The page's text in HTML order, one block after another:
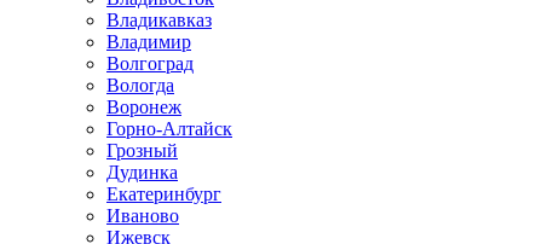
Владикавказ
Владимир
Волгоград
Вологда
Воронеж
Горно-Алтайск
Грозный
Дудинка
Екатеринбург
Иваново
Ижевск